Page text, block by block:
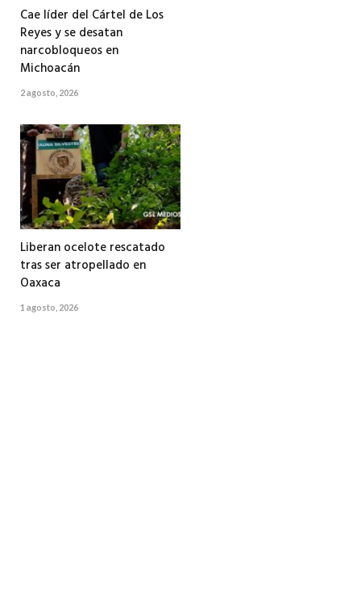
Cae líder del Cártel de Los
Reyes y se desatan
narcobloqueos en
Michoacán
2 agosto, 2026
Liberan ocelote rescatado
tras ser atropellado en
Oaxaca
1 agosto, 2026